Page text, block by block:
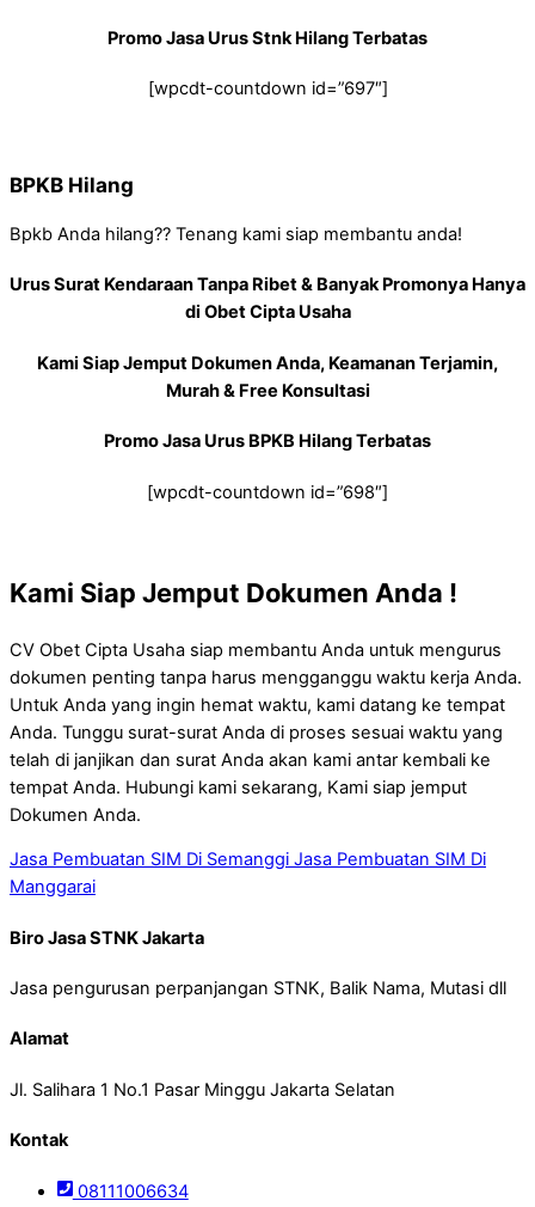
Promo Jasa Urus Stnk Hilang Terbatas
[wpcdt-countdown id=”697″]
BPKB Hilang
Bpkb Anda hilang?? Tenang kami siap membantu anda!
Urus Surat Kendaraan Tanpa Ribet & Banyak Promonya Hanya
di Obet Cipta Usaha
Kami Siap Jemput Dokumen Anda, Keamanan Terjamin,
Murah & Free Konsultasi
Promo Jasa Urus BPKB Hilang Terbatas
[wpcdt-countdown id=”698″]
Kami Siap Jemput Dokumen Anda !
CV Obet Cipta Usaha siap membantu Anda untuk mengurus
dokumen penting tanpa harus mengganggu waktu kerja Anda.
Untuk Anda yang ingin hemat waktu, kami datang ke tempat
Anda. Tunggu surat-surat Anda di proses sesuai waktu yang
telah di janjikan dan surat Anda akan kami antar kembali ke
tempat Anda. Hubungi kami sekarang, Kami siap jemput
Dokumen Anda.
Jasa Pembuatan SIM Di Semanggi Jasa Pembuatan SIM Di
Manggarai
Biro Jasa STNK Jakarta
Jasa pengurusan perpanjangan STNK, Balik Nama, Mutasi dll
Alamat
Jl. Salihara 1 No.1 Pasar Minggu Jakarta Selatan
Kontak
08111006634